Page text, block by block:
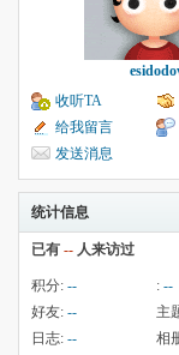
收听TA
给我留言
发送消息
统计信息
已有 -- 人来访过
积分: -- : --
好友: -- 主
日志: -- 相